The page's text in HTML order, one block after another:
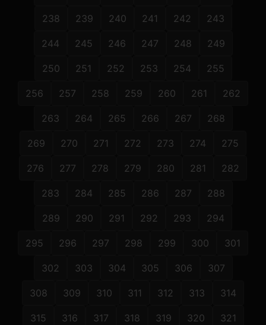
238 239 240 241 242 243
244 245 246 247 248 249
250 251 252 253 254 255
256 257 258 259 260 261 262
263 264 265 266 267 268
269 270 271 272 273 274 275
276 277 278 279 280 281 282
283 284 285 286 287 288
289 290 291 292 293 294
295 296 297 298 299 300 301
302 303 304 305 306 307
308 309 310 311 312 313 314
315 316 317 318 319 320 321